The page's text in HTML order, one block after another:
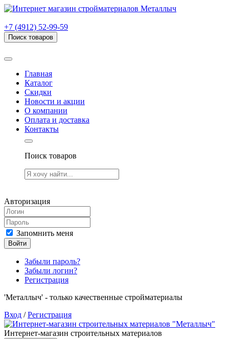
+7 (4912) 52-99-59
Поиск товаров
Главная
Каталог
Скидки
Новости и акции
О компании
Оплата и доставка
Контакты
Поиск товаров
Авторизация
Запомнить меня
Войти
Забыли пароль?
Забыли логин?
Регистрация
'Металлыч' - только качественные стройматериалы
Вход /Регистрация
Интернет-магазин строительных материалов